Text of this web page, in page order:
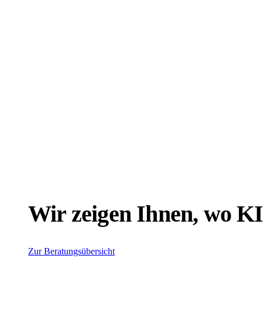
Wir zeigen Ihnen, wo
Zur Beratungsübersicht